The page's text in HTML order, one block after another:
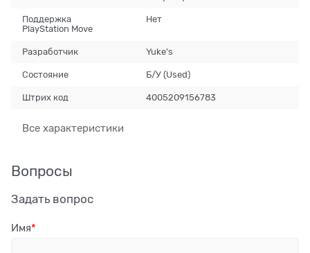
Поддержка
PlayStation Move
Нет
Разработчик Yuke's
Состояние Б/У (Used)
Штрих код 4005209156783
Все характеристики
Вопросы
Задать вопрос
Имя